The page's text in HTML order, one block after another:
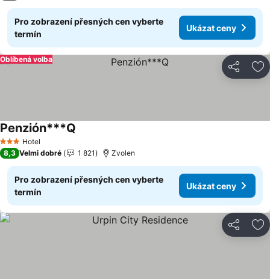
Pro zobrazení přesných cen vyberte
termín
Ukázat ceny
Sdílet
Oblíbená volba
3 Počet hvězdiček
Hotel
Penzión***Q
8,3 Velmi dobré 1 821 Zvolen
Pro zobrazení přesných cen vyberte
termín
Ukázat ceny
Sdílet